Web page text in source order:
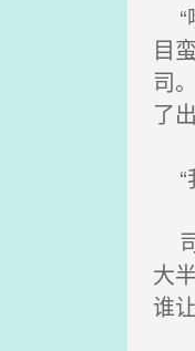
“
目
司
了
“
大
谁